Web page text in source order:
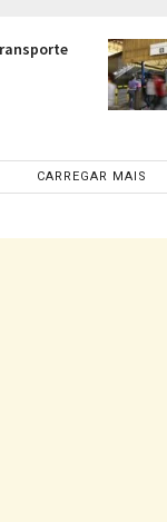
CARREGAR MAIS